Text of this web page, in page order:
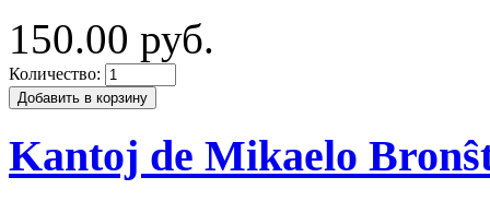
150.00 руб.
Количество:
Kantoj de Mikaelo